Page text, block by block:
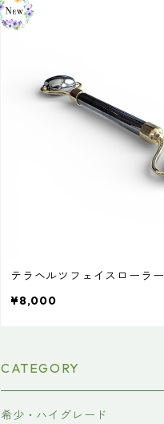
テラヘルツフェイスローラー
¥8,000
CATEGORY
希少・ハイグレード